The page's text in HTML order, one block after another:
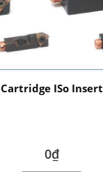
Cartridge ISo Insert
0₫